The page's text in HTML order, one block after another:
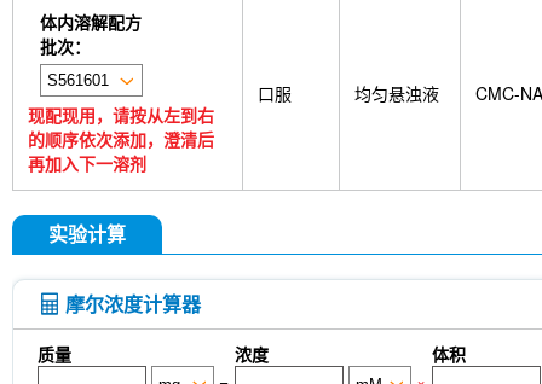
Ecliptasaponin A
23-Hydroxybetulinic acid
Maltotetraose
Ginsenoside Rk1
Sinensetin
(R)-(-)-Mandelic acid
Phenylacetaldehyde
D-Fructose-1,6-diphosphate trisodium salt
DHA (Docosahexaenoic Acid)
AGI 1067
CTX-0294885
P7C3-A20 IPTG
PZ-2891
monophosphate
Thioacetamide
N-butyl-N-(4-hydroxybutyl)
Skimmianine
Achyranthes bidentata root Extract
MRTX0902
体内溶解配方
批次：
现配现用，请按从左到右
的顺序依次添加，澄清后
再加入下一溶剂
口服 均匀悬浊液 CMC-NA
实验计算
摩尔浓度计算器
质量 浓度
体积